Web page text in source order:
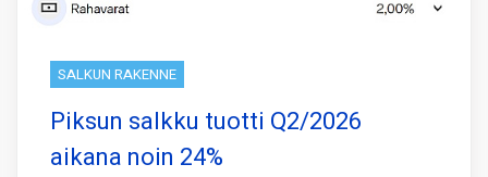
SALKUN RAKENNE
Piksun salkku tuotti Q2/2026
aikana noin 24%